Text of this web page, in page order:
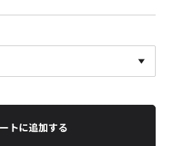
トに追加する